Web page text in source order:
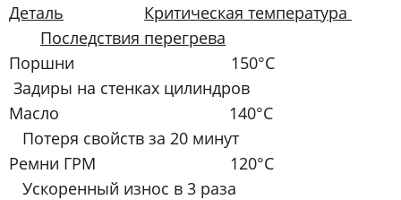
Деталь
Критическая температура
Последствия перегрева
Поршни 150°C
Задиры на стенках цилиндров
Масло 140°C
Потеря свойств за 20 минут
Ремни ГРМ 120°C
Ускоренный износ в 3 раза